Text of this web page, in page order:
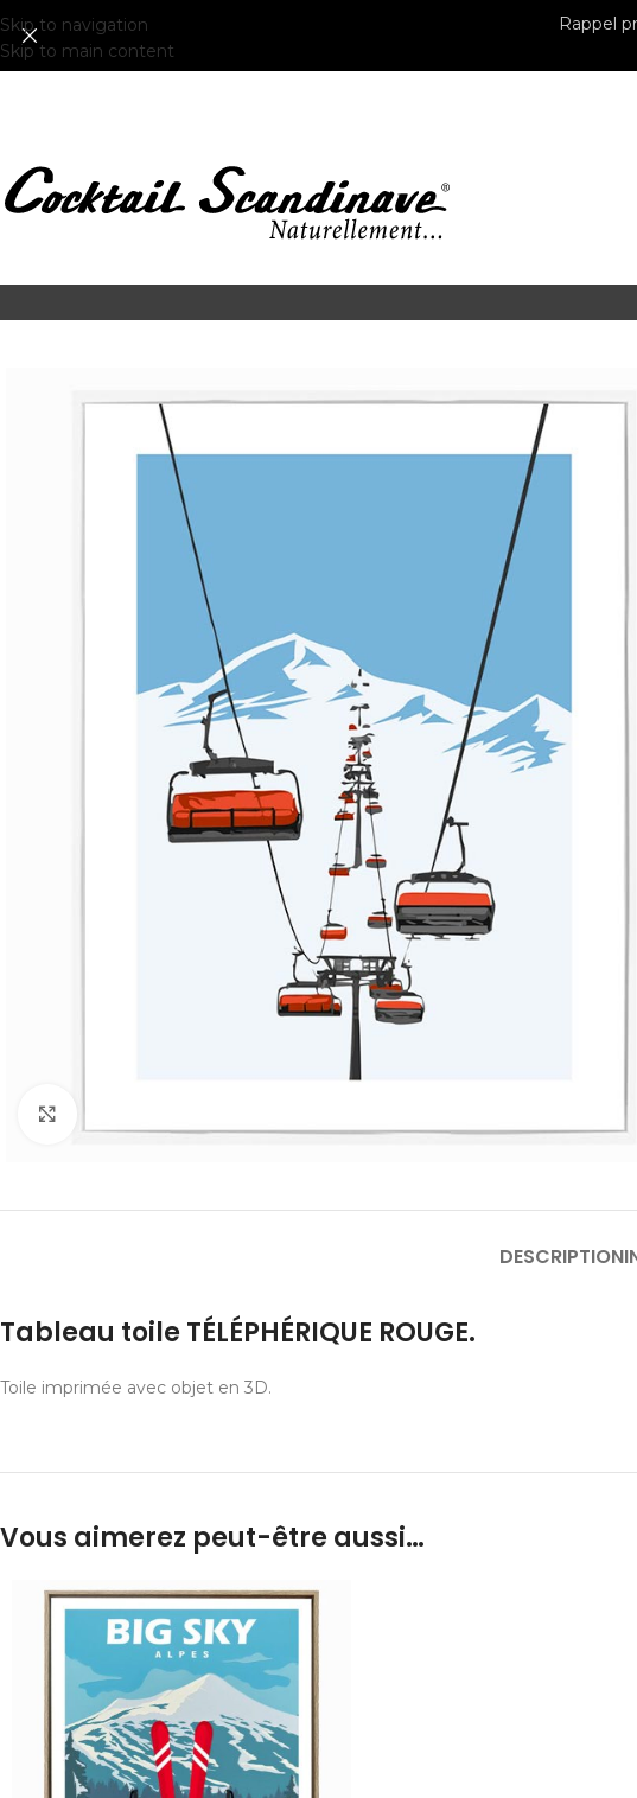
Skip to navigation
Skip to main content
Rappel
DESCRIPTION
Tableau toile TÉLÉPHÉRIQUE ROUGE.
Toile imprimée avec objet en 3D.
Vous aimerez peut-être aussi…